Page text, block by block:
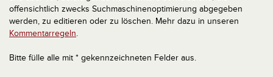
offensichtlich zwecks Suchmaschinenoptimierung abgegeben
werden, zu editieren oder zu löschen. Mehr dazu in unseren
Kommentarregeln.
Bitte fülle alle mit * gekennzeichneten Felder aus.